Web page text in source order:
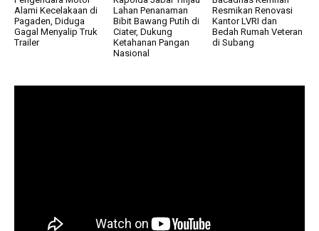
Alami Kecelakaan di
Pagaden, Diduga
Gagal Menyalip Truk
Trailer
Lahan Penanaman
Bibit Bawang Putih di
Ciater, Dukung
Ketahanan Pangan
Nasional
Resmikan Renovasi
Kantor LVRI dan
Bedah Rumah Veteran
di Subang